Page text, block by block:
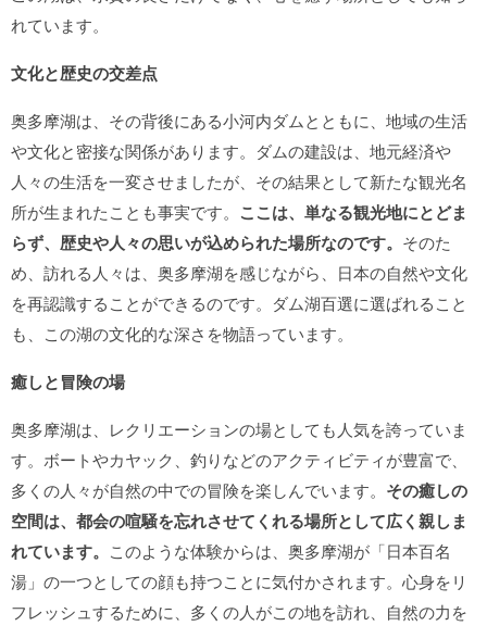
れています。
文化と歴史の交差点
奥多摩湖は、その背後にある小河内ダムとともに、地域の生活
や文化と密接な関係があります。ダムの建設は、地元経済や
人々の生活を一変させましたが、その結果として新たな観光名
所が生まれたことも事実です。 ここは、単なる観光地にとどま
らず、歴史や人々の思いが込められた場所なのです。 そのた
め、訪れる人々は、奥多摩湖を感じながら、日本の自然や文化
を再認識することができるのです。ダム湖百選に選ばれること
も、この湖の文化的な深さを物語っています。
癒しと冒険の場
奥多摩湖は、レクリエーションの場としても人気を誇っていま
す。ボートやカヤック、釣りなどのアクティビティが豊富で、
多くの人々が自然の中での冒険を楽しんでいます。 その癒しの
空間は、都会の喧騒を忘れさせてくれる場所として広く親しま
れています。 このような体験からは、奥多摩湖が「日本百名
湯」の一つとしての顔も持つことに気付かされます。心身をリ
フレッシュするために、多くの人がこの地を訪れ、自然の力を